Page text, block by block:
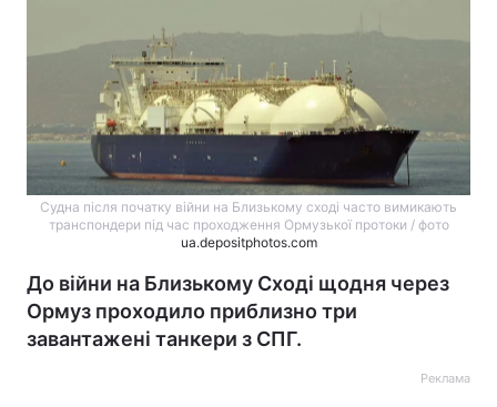
Судна після початку війни на Близькому сході часто вимикають
транспондери під час проходження Ормузької протоки / фото
ua.depositphotos.com
До війни на Близькому Сході щодня через
Ормуз проходило приблизно три
завантажені танкери з СПГ.
Реклама